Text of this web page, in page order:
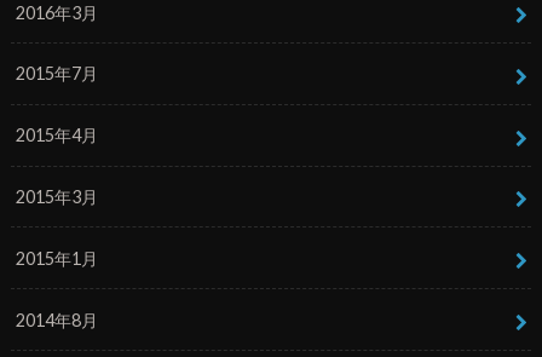
2016年3月
2015年7月
2015年4月
2015年3月
2015年1月
2014年8月